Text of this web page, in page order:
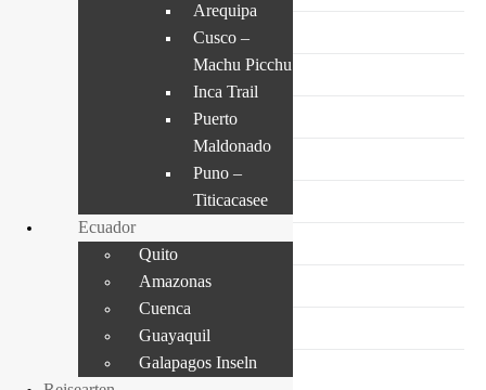
Osterinsel
Zentralchile Santiago
Santiago de Chile
Viña del Mar
Arequipa
Cusco –
Machu Picchu
Inca Trail
Puerto
Maldonado
Puno –
Titicacasee
Ecuador
Quito
Amazonas
Cuenca
Guayaquil
Galapagos Inseln